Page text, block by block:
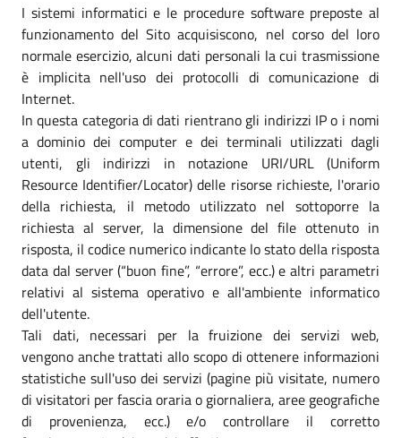
I sistemi informatici e le procedure software preposte al
funzionamento del Sito acquisiscono, nel corso del loro
normale esercizio, alcuni dati personali la cui trasmissione
è implicita nell'uso dei protocolli di comunicazione di
Internet.
In questa categoria di dati rientrano gli indirizzi IP o i nomi
a dominio dei computer e dei terminali utilizzati dagli
utenti, gli indirizzi in notazione URI/URL (Uniform
Resource Identifier/Locator) delle risorse richieste, l'orario
della richiesta, il metodo utilizzato nel sottoporre la
richiesta al server, la dimensione del file ottenuto in
risposta, il codice numerico indicante lo stato della risposta
data dal server (“buon fine”, “errore”, ecc.) e altri parametri
relativi al sistema operativo e all'ambiente informatico
dell'utente.
Tali dati, necessari per la fruizione dei servizi web,
vengono anche trattati allo scopo di ottenere informazioni
statistiche sull'uso dei servizi (pagine più visitate, numero
di visitatori per fascia oraria o giornaliera, aree geografiche
di provenienza, ecc.) e/o controllare il corretto